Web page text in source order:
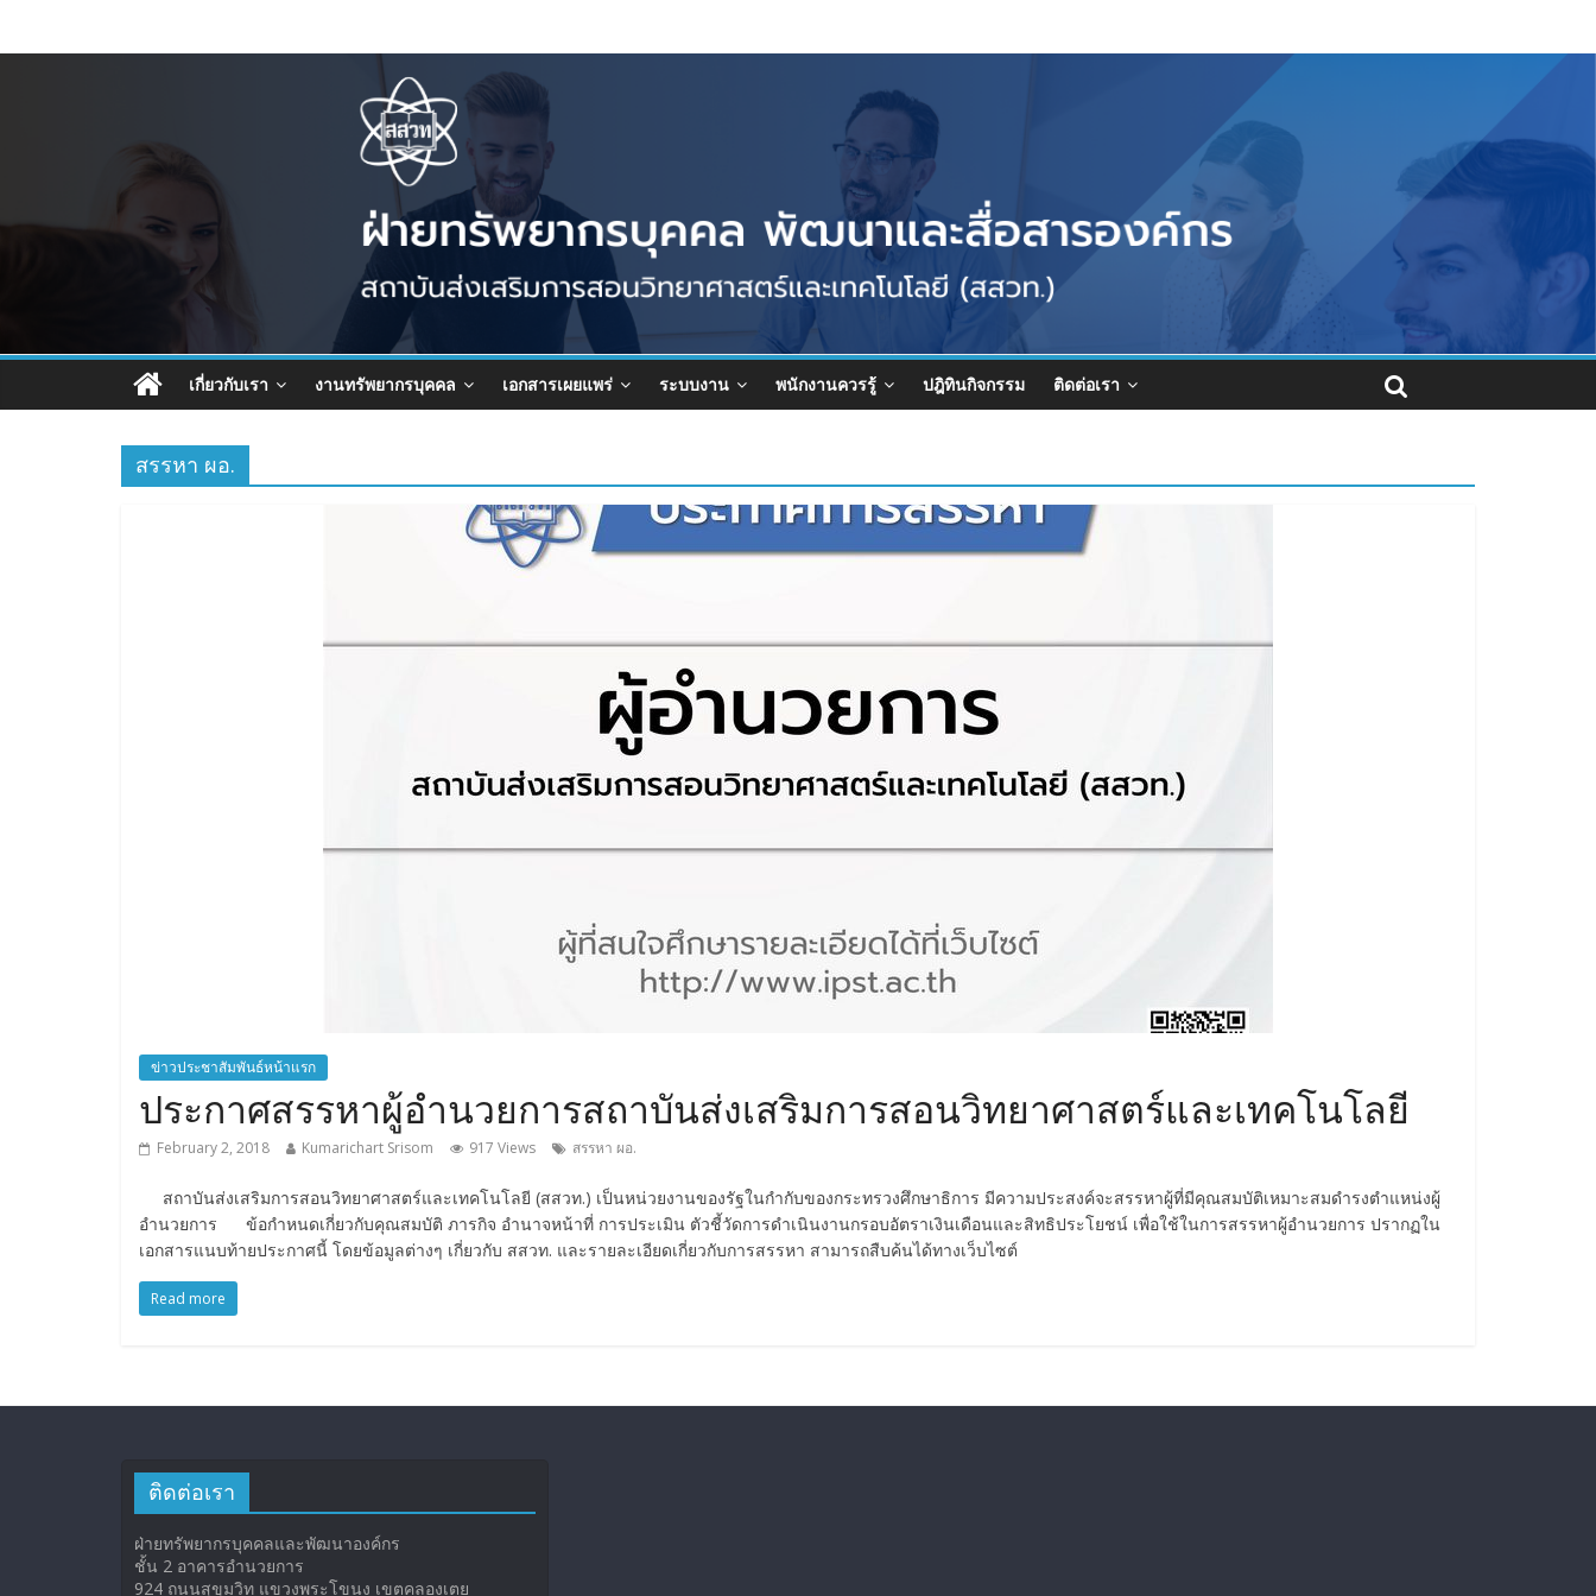
เกี่ยวกับเรา งานทรัพยากรบุคคล เอกสารเผยแพร่ ระบบงาน พนักงานควรรู้ ปฎิทินกิจกรรม ติดต่อเรา
สรรหา ผอ.
ข่าวประชาสัมพันธ์หน้าแรก
ประกาศสรรหาผู้อำนวยการสถาบันส่งเสริมการสอนวิทยาศาสตร์และเทคโนโลยี
February 2, 2018 Kumarichart Srisom 917 Views สรรหา ผอ.
สถาบันส่งเสริมการสอนวิทยาศาสตร์และเทคโนโลยี (สสวท.) เป็นหน่วยงานของรัฐในกำกับของกระทรวงศึกษาธิการ มีความประสงค์จะสรรหาผู้ที่มีคุณสมบัติเหมาะสมดำรงตำแหน่งผู้
อำนวยการ ข้อกำหนดเกี่ยวกับคุณสมบัติ ภารกิจ อำนาจหน้าที่ การประเมิน ตัวชี้วัดการดำเนินงานกรอบอัตราเงินเดือนและสิทธิประโยชน์ เพื่อใช้ในการสรรหาผู้อำนวยการ ปรากฏใน
เอกสารแนบท้ายประกาศนี้ โดยข้อมูลต่างๆ เกี่ยวกับ สสวท. และรายละเอียดเกี่ยวกับการสรรหา สามารถสืบค้นได้ทางเว็บไซต์
Read more
ติดต่อเรา
ฝ่ายทรัพยากรบุคคลและพัฒนาองค์กร
ชั้น 2 อาคารอำนวยการ
924 ถนนสุขุมวิท แขวงพระโขนง เขตคลองเตย